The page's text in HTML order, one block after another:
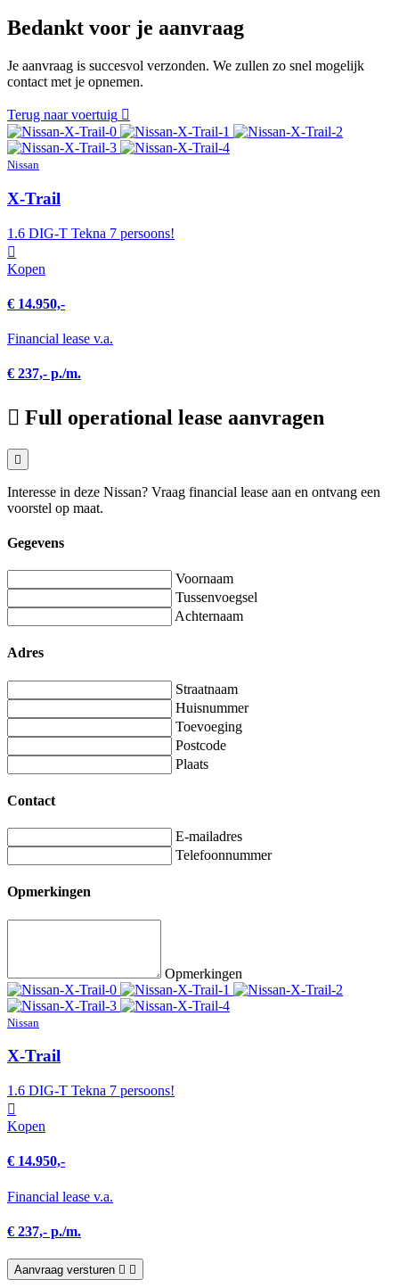
Bedankt voor je aanvraag
Je aanvraag is succesvol verzonden. We zullen zo snel mogelijk
contact met je opnemen.
Terug naar voertuig
Nissan
X-Trail
1.6 DIG-T Tekna 7 persoons!
Kopen
€ 14.950,-
Financial lease v.a.
€ 237,- p./m.
Full operational lease aanvragen
Interesse in deze Nissan? Vraag financial lease aan en ontvang een
voorstel op maat.
Gegevens
Voornaam
Tussenvoegsel
Achternaam
Adres
Straatnaam
Huisnummer
Toevoeging
Postcode
Plaats
Contact
E-mailadres
Telefoonnummer
Opmerkingen
Opmerkingen
Nissan
X-Trail
1.6 DIG-T Tekna 7 persoons!
Kopen
€ 14.950,-
Financial lease v.a.
€ 237,- p./m.
Aanvraag versturen